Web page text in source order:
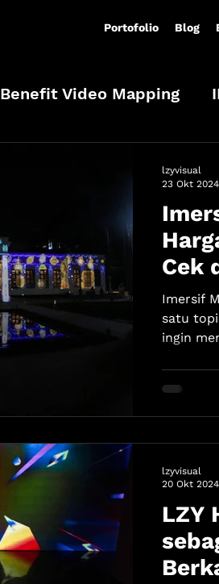
Portofolio Blog
Benefit Video Mapping
Cek
Imersif
satu
ingin
lzyvisual
23 Okt 2024
LZY
lzyvisual
20 Okt 2024